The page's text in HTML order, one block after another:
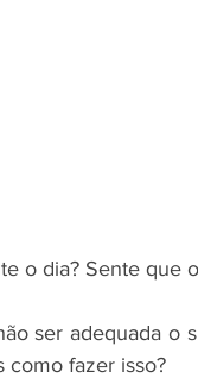
o dia? Sente que
ser adequada o
como fazer isso?